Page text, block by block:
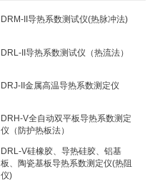
DRM-II导热系数测试仪(热脉冲法)
DRL-II导热系数测试仪（热流法）
DRJ-II金属高温导热系数测定仪
DRH-V全自动双平板导热系数测定
仪（防护热板法）
DRL-V硅橡胶、导热硅胶、铝基
板、陶瓷基板导热系数测定仪(热阻
仪)